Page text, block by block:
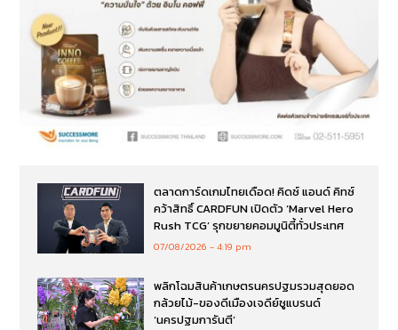
ตลาดการ์ดเกมไทยเดือด! คิดซ์ แอนด์ คิทซ์
คว้าสิทธิ์ CARDFUN เปิดตัว ‘Marvel Hero
Rush TCG’ รุกขยายคอมมูนิตี้ทั่วประเทศ
07/08/2026 4:19 pm
พลิกโฉมสินค้าเกษตรนครปฐมรวมสุดยอด
กล้วยไม้-ของดีเมืองเจดีย์ชูแบรนด์
‘นครปฐมการันตี’